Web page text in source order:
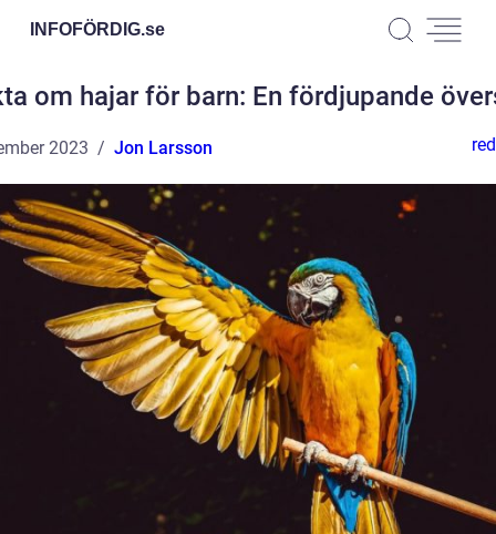
INFOFÖRDIG.se
om hajar för barn: En fördjupande
2023 Jon Larsson